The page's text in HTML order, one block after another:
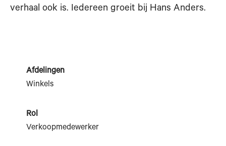
verhaal ook is. Iedereen groeit bij Hans Anders.
Afdelingen
Winkels
Rol
Verkoopmedewerker